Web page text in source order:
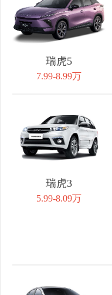
获取底价
瑞虎5
7.99-8.99万
瑞虎3
5.99-8.09万